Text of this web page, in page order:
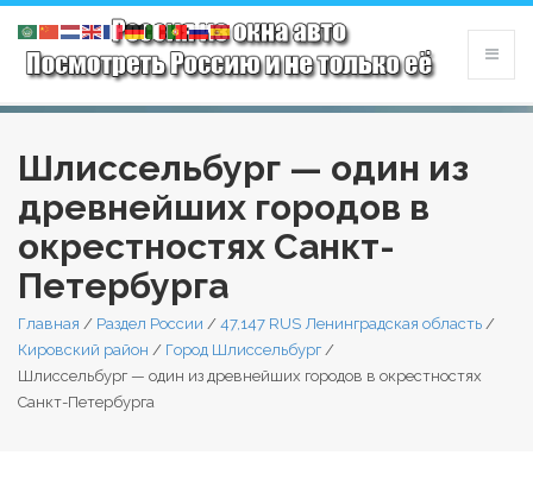
Шлиссельбург — один из
древнейших городов в
окрестностях Санкт-
Петербурга
Главная / Раздел России / 47,147 RUS Ленинградская область /
Кировский район / Город Шлиссельбург /
Шлиссельбург — один из древнейших городов в окрестностях
Санкт-Петербурга